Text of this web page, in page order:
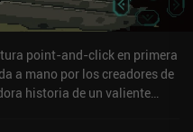
point-and-click en primera
a mano por los creadores de
historia de un valiente